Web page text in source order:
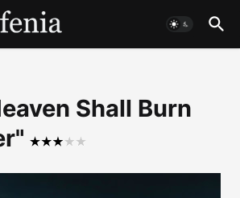
Shall Burn